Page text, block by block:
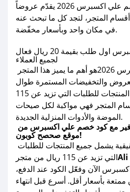
كما أن كود خصم علي اكسبرس 2026 يقدّم عروضاً
المتجر، لتجد كل ما تبحث عنه
في مكان واحد وبأسعار مخفّضة.
كود خصم علي اكسبرس اول طلب بقيمة 20 ريال فعال
لجميع العملاء
والتخفيضات المستمرة طوال
العالم يشمل جميع المنتجات للطلبات التي تزيد عن 115
المتجر فهي مواكبة لكل صيحات
الموضة والأدوات المنزلية الجديدة.
موقع صحصح كوبون!
التي تزيد عن 115 ريال من متجرAli
الآن وفعّل الكود عند الدفع،
بأسعار أقل. أسرع قبل انتهاء